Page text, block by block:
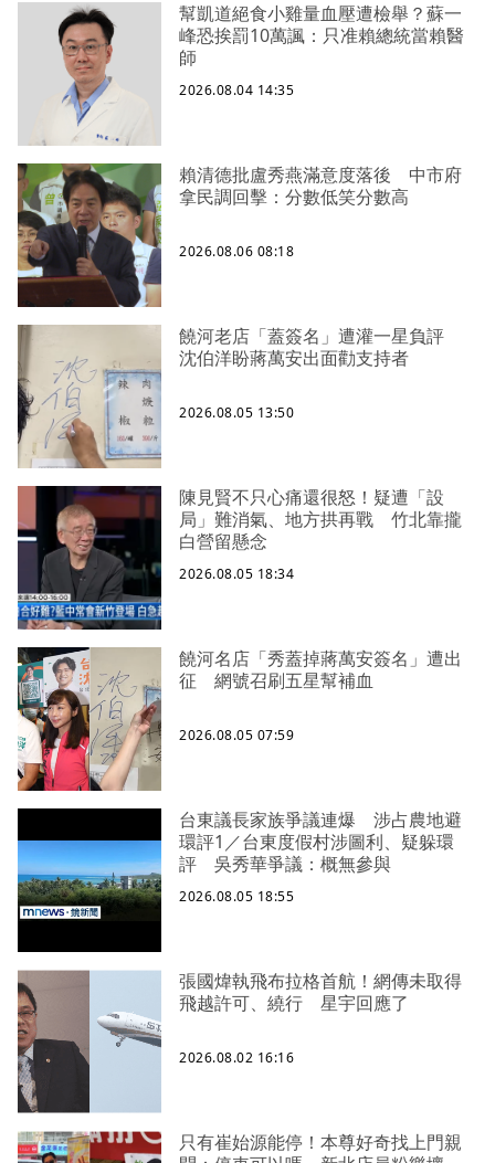
幫凱道絕食小雞量血壓遭檢舉？蘇一
峰恐挨罰10萬諷：只准賴總統當賴醫
師
2026.08.04 14:35
賴清德批盧秀燕滿意度落後 中市府
拿民調回擊：分數低笑分數高
2026.08.06 08:18
饒河老店「蓋簽名」遭灌一星負評
沈伯洋盼蔣萬安出面勸支持者
2026.08.05 13:50
陳見賢不只心痛還很怒！疑遭「設
局」難消氣、地方拱再戰 竹北靠攏
白營留懸念
2026.08.05 18:34
饒河名店「秀蓋掉蔣萬安簽名」遭出
征 網號召刷五星幫補血
2026.08.05 07:59
台東議長家族爭議連爆 涉占農地避
環評1／台東度假村涉圖利、疑躲環
評 吳秀華爭議：概無參與
2026.08.05 18:55
張國煒執飛布拉格首航！網傳未取得
飛越許可、繞行 星宇回應了
2026.08.02 16:16
只有崔始源能停！本尊好奇找上門親